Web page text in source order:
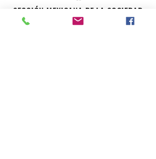
SECCIÓN MEXICANA DE LA SOCIEDAD
TEOSÓFICA